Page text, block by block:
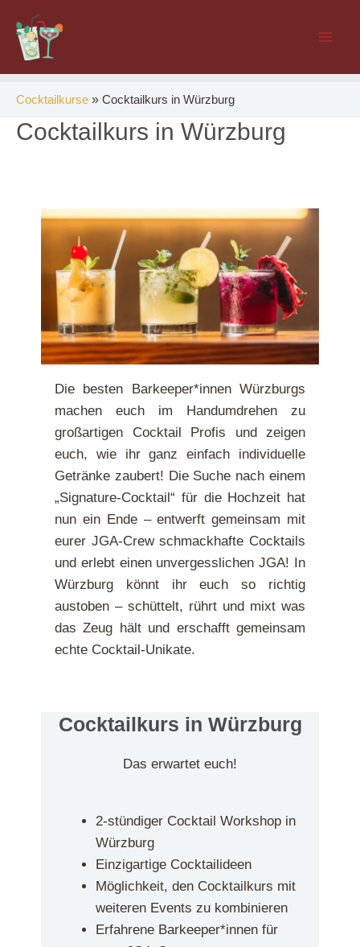
Inhalt
springen
Cocktailkurse » Cocktailkurs in Würzburg
Cocktailkurs in Würzburg
Die besten Barkeeper*innen Würzburgs
machen euch im Handumdrehen zu
großartigen Cocktail Profis und zeigen
euch, wie ihr ganz einfach individuelle
Getränke zaubert! Die Suche nach einem
„Signature-Cocktail“ für die Hochzeit hat
nun ein Ende – entwerft gemeinsam mit
eurer JGA-Crew schmackhafte Cocktails
und erlebt einen unvergesslichen JGA! In
Würzburg könnt ihr euch so richtig
austoben – schüttelt, rührt und mixt was
das Zeug hält und erschafft gemeinsam
echte Cocktail-Unikate.
Cocktailkurs in Würzburg
Das erwartet euch!
2-stündiger Cocktail Workshop in
Würzburg
Einzigartige Cocktailideen
Möglichkeit, den Cocktailkurs mit
weiteren Events zu kombinieren
Erfahrene Barkeeper*innen für